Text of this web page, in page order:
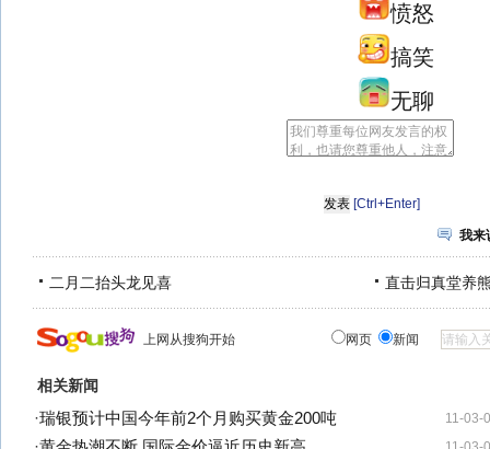
愤怒
搞笑
无聊
[Ctrl+Enter]
我来
二月二抬头龙见喜 直击归真堂养
上网从搜狗开始 网页 新闻
相关新闻
11-03-
·瑞银预计中国今年前2个月购买黄金200吨